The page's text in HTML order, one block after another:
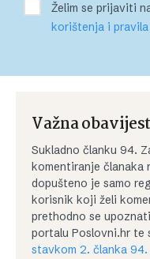
Želim se prijaviti
korištenja i
Važna
Sukladno članku 94.
komentiranje članaka
dopušteno je samo
korisnik koji želi
prethodno se
portalu Poslovni.hr te
stavkom 2. članka 94.